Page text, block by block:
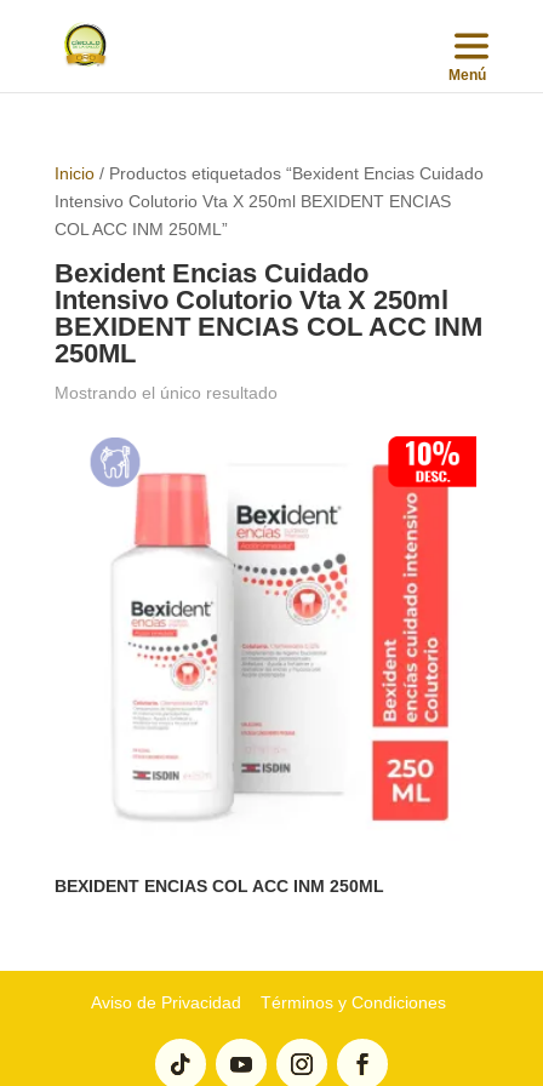
Inicio/ Productos etiquetados “Bexident Encias Cuidado
Intensivo Colutorio Vta X 250ml BEXIDENT ENCIAS
COL ACC INM 250ML”
Bexident Encias Cuidado
Intensivo Colutorio Vta X 250ml
BEXIDENT ENCIAS COL ACC INM
250ML
Mostrando el único resultado
BEXIDENT ENCIAS COL ACC INM 250ML
Aviso de Privacidad Términos y Condiciones